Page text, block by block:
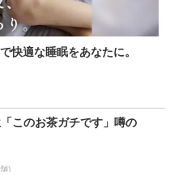
快適な睡眠をあなたに。
このお茶ガチです」噂の
)